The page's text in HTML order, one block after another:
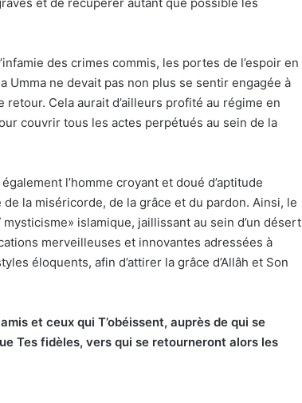
des crimes commis, les portes de l’espoir en
Umma ne devait pas non plus se sentir engagée à
Cela aurait d’ailleurs profité au régime en
couvrir tous les actes perpétués au sein de la
l’homme croyant et doué d’aptitude
de la miséricorde, de la grâce et du pardon. Ainsi, le
mysticisme» islamique, jaillissant au sein d’un désert
merveilleuses et innovantes adressées à
éloquents, afin d’attirer la grâce d’Allâh et Son
et ceux qui T’obéissent, auprès de qui se
Tes fidèles, vers qui se retourneront alors les